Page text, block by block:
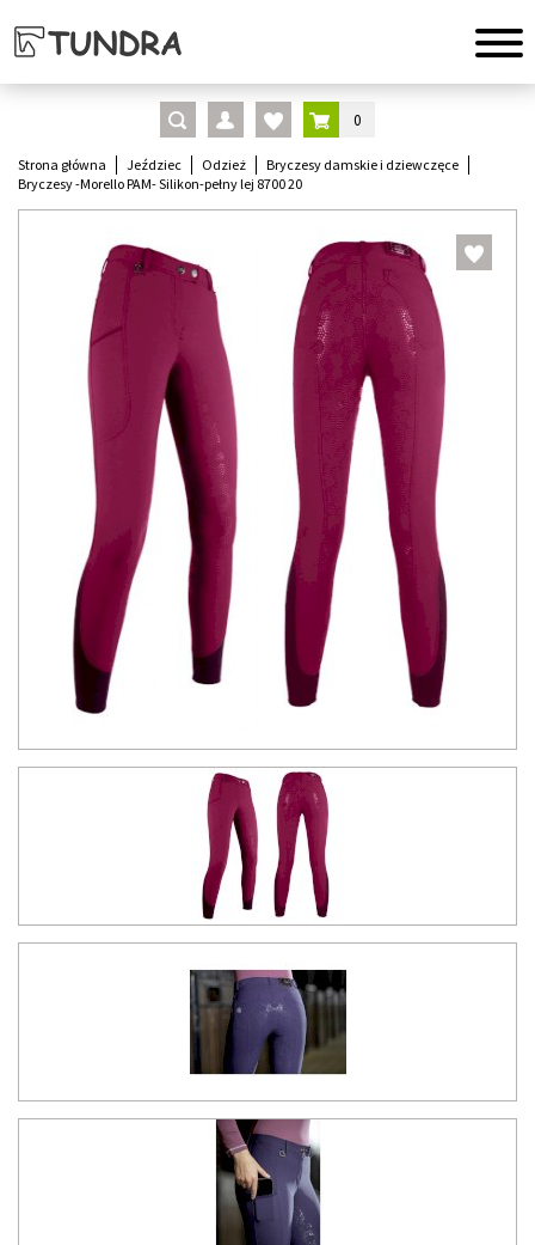
0
Strona główna Jeździec Odzież
Bryczesy damskie i dziewczęce
Bryczesy -Morello PAM- Silikon-pełny lej 8700 20